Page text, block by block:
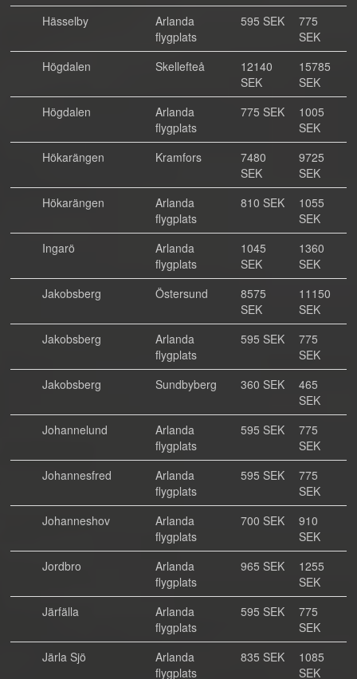
Hässelby
Arlanda
flygplats
595 SEK
775
SEK
Högdalen
Skellefteå
12140
SEK
15785
SEK
Högdalen
Arlanda
flygplats
775 SEK
1005
SEK
Hökarängen
Kramfors
7480
SEK
9725
SEK
Hökarängen
Arlanda
flygplats
810 SEK
1055
SEK
Ingarö
Arlanda
flygplats
1045
SEK
1360
SEK
Jakobsberg
Östersund
8575
SEK
11150
SEK
Jakobsberg
Arlanda
flygplats
595 SEK
775
SEK
Jakobsberg
Sundbyberg 360 SEK
465
SEK
Johannelund
Arlanda
flygplats
595 SEK
775
SEK
Johannesfred
Arlanda
flygplats
595 SEK
775
SEK
Johanneshov
Arlanda
flygplats
700 SEK
910
SEK
Jordbro
Arlanda
flygplats
965 SEK
1255
SEK
Järfälla
Arlanda
flygplats
595 SEK
775
SEK
Järla Sjö
Arlanda
flygplats
835 SEK
1085
SEK